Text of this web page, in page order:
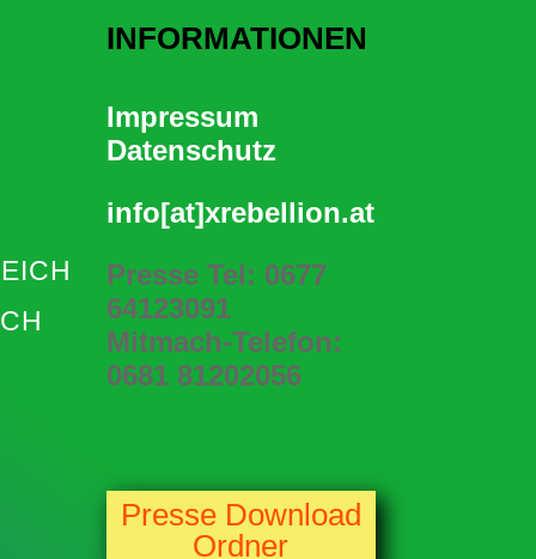
INFORMATIONEN
Impressum
Datenschutz
info[at]xrebellion.at
Presse Tel: 0677
64123091
Mitmach-Telefon:
0681 81202056
Presse Download
Ordner